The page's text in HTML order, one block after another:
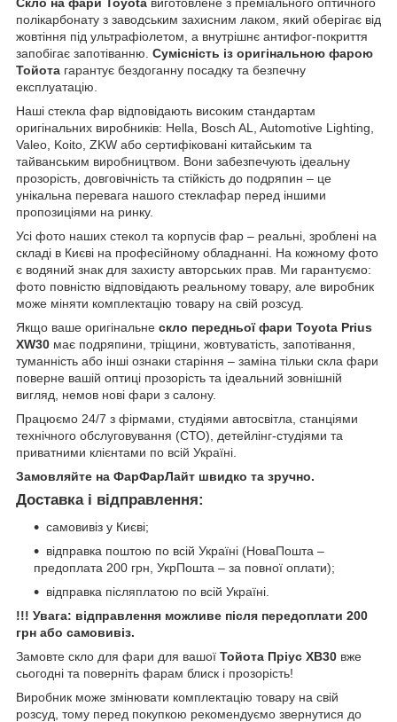
Скло на фари Toyota виготовлене з преміального оптичного
полікарбонату з заводським захисним лаком, який оберігає від
жовтіння під ультрафіолетом, а внутрішнє антифог-покриття
запобігає запотіванню. Сумісність із оригінальною фарою
Тойота гарантує бездоганну посадку та безпечну
експлуатацію.
Наші стекла фар відповідають високим стандартам
оригінальних виробників: Hella, Bosch AL, Automotive Lighting,
Valeo, Koito, ZKW або сертифіковані китайським та
тайванським виробництвом. Вони забезпечують ідеальну
прозорість, довговічність та стійкість до подряпин – це
унікальна перевага нашого стеклафар перед іншими
пропозиціями на ринку.
Усі фото наших стекол та корпусів фар – реальні, зроблені на
складі в Києві на професійному обладнанні. На кожному фото
є водяний знак для захисту авторських прав. Ми гарантуємо:
фото повністю відповідають реальному товару, але виробник
може міняти комплектацію товару на свій розсуд.
Якщо ваше оригінальне скло передньої фари Toyota Prius
XW30 має подряпини, тріщини, жовтуватість, запотівання,
туманність або інші ознаки старіння – заміна тільки скла фари
поверне вашій оптиці прозорість та ідеальний зовнішній
вигляд, немов нові фари з салону.
Працюємо 24/7 з фірмами, студіями автосвітла, станціями
технічного обслуговування (СТО), детейлінг-студіями та
приватними клієнтами по всій Україні.
Замовляйте на ФарФарЛайт швидко та зручно.
Доставка і відправлення:
самовивіз у Києві;
відправка поштою по всій Україні (НоваПошта –
предоплата 200 грн, УкрПошта – за повної оплати);
відправка післяплатою по всій Україні.
!!! Увага: відправлення можливе після передоплати 200
грн або самовивіз.
Замовте скло для фари для вашої Тойота Пріус ХВ30 вже
сьогодні та поверніть фарам блиск і прозорість!
Виробник може змінювати комплектацію товару на свій
розсуд, тому перед покупкою рекомендуємо звернутися до